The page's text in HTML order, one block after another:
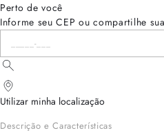
Perto de você
Informe seu CEP ou compartilhe
Utilizar minha localização
Descrição e Características